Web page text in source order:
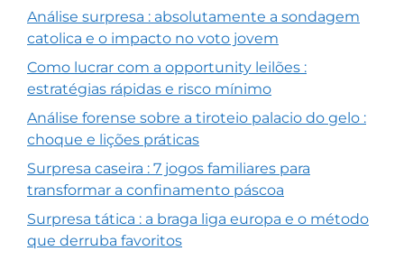
Análise surpresa : absolutamente a sondagem
catolica e o impacto no voto jovem
Como lucrar com a opportunity leilões :
estratégias rápidas e risco mínimo
Análise forense sobre a tiroteio palacio do gelo :
choque e lições práticas
Surpresa caseira : 7 jogos familiares para
transformar a confinamento páscoa
Surpresa tática : a braga liga europa e o método
que derruba favoritos